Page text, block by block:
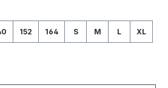
nicht verfügbar.)
zurzeit nicht verfügbar.)
152 164 S M L XL